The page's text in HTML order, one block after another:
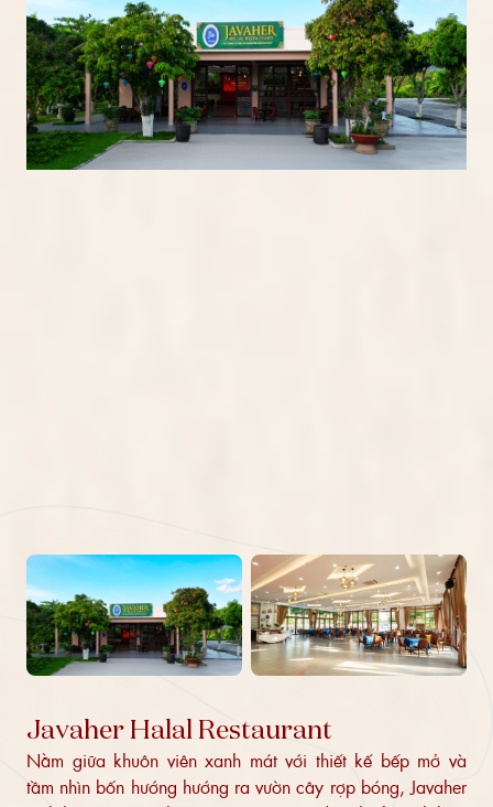
Javaher Halal Restaurant
Nằm giữa khuôn viên xanh mát với thiết kế bếp mở và
tầm nhìn bốn hướng hướng ra vườn cây rợp bóng, Javaher